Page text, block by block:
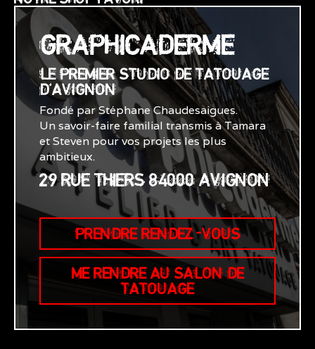
GRAPHICADERME
LE PREMIER STUDIO DE TATOUAGE
D'AVIGNON
Fondé par Stéphane Chaudesaigues.
Un savoir-faire familial transmis à Tamara
et Steven pour vos projets les plus
ambitieux.
29 RUE THIERS 84000 AVIGNON
PRENDRE RENDEZ-VOUS
ME RENDRE AU SALON DE
TATOUAGE